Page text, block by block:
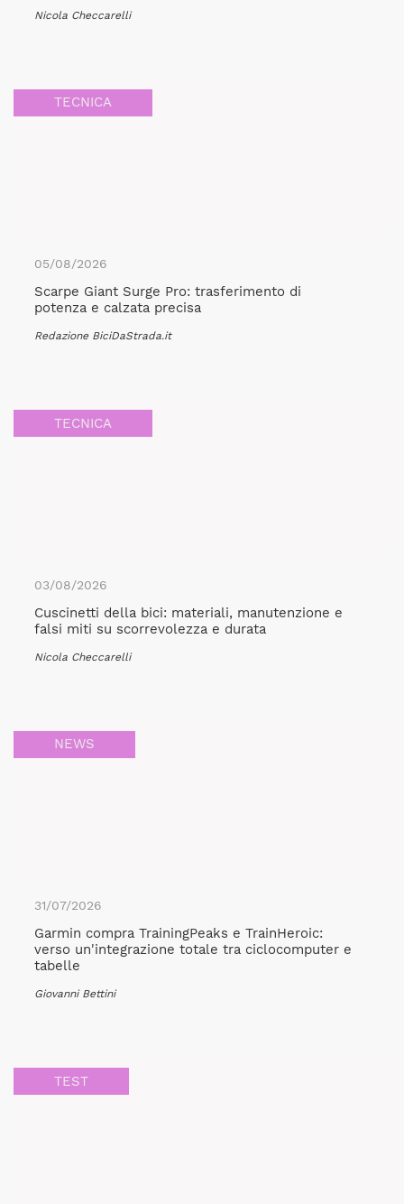
Nicola Checcarelli
TECNICA
05/08/2026
Scarpe Giant Surge Pro: trasferimento di
potenza e calzata precisa
Redazione BiciDaStrada.it
TECNICA
03/08/2026
Cuscinetti della bici: materiali, manutenzione e
falsi miti su scorrevolezza e durata
Nicola Checcarelli
NEWS
31/07/2026
Garmin compra TrainingPeaks e TrainHeroic:
verso un'integrazione totale tra ciclocomputer e
tabelle
Giovanni Bettini
TEST